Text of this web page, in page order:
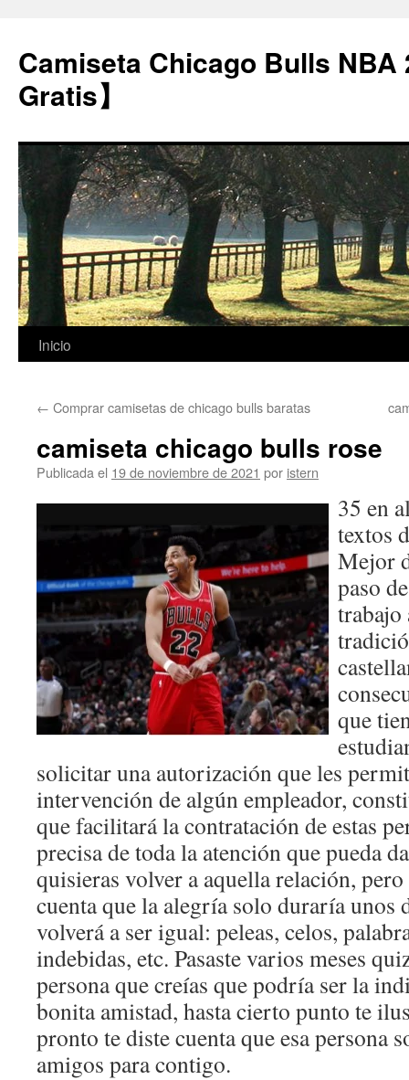
Camiseta Chicago Bulls NBA
Gratis】
Saltar
contenido
Inicio
← Comprar camisetas de chicago bulls baratas
camiseta chicago bulls rose
Publicada el 19 de noviembre de 2021 por istern
35 en
textos
Mejor
paso
trabajo
que
solicitar una autorización que les
intervención de algún empleador,
que facilitará la contratación de estas
precisa de toda la atención que pueda
quisieras volver a aquella relación,
cuenta que la alegría solo duraría unos
volverá a ser igual: peleas, celos,
indebidas, etc. Pasaste varios meses
persona que creías que podría ser la
bonita amistad, hasta cierto punto te
pronto te diste cuenta que esa persona
amigos para contigo.